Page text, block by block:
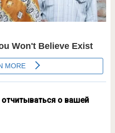
о вашей